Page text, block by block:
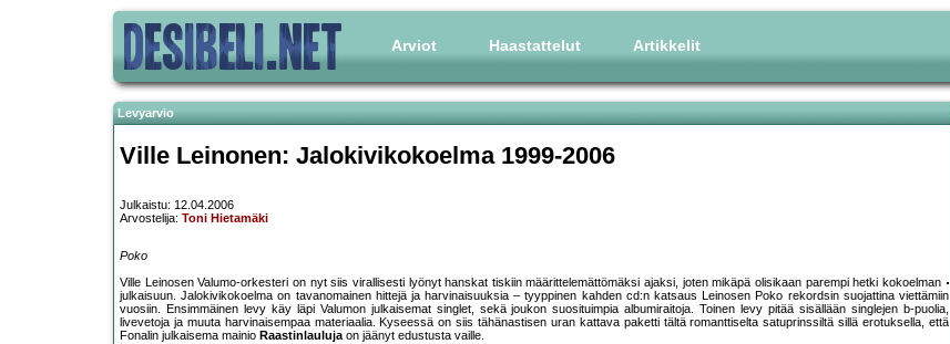
Arviot Haastattelut Artikkelit
Levyarvio
Ville Leinonen: Jalokivikokoelma 1999-2006
Julkaistu: 12.04.2006
Arvostelija: Toni Hietamäki
Poko
Ville Leinosen Valumo-orkesteri on nyt siis virallisesti lyönyt hanskat tiskiin määrittelemättömäksi ajaksi, joten mikäpä olisikaan parempi hetki kokoelman
julkaisuun. Jalokivikokoelma on tavanomainen hittejä ja harvinaisuuksia – tyyppinen kahden cd:n katsaus Leinosen Poko rekordsin suojattina viettämiin
vuosiin. Ensimmäinen levy käy läpi Valumon julkaisemat singlet, sekä joukon suosituimpia albumiraitoja. Toinen levy pitää sisällään singlejen b-puolia,
livevetoja ja muuta harvinaisempaa materiaalia. Kyseessä on siis tähänastisen uran kattava paketti tältä romanttiselta satuprinssiltä sillä erotuksella, että
Fonalin julkaisema mainio Raastinlaulujaon jäänyt edustusta vaille.